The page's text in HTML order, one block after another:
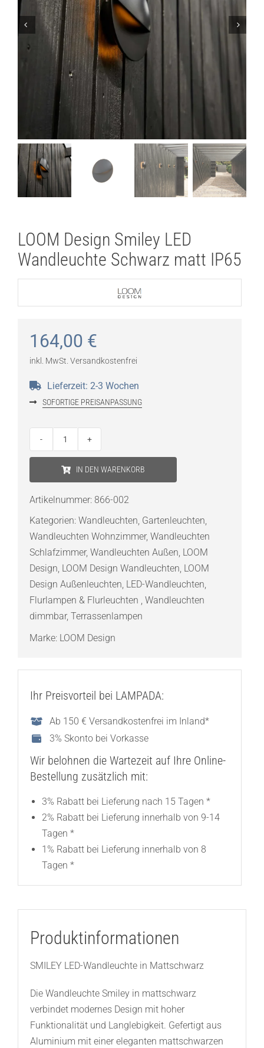
Lichtplanung
Referenzen
LOOM Design Smiley LED
Wandleuchte Schwarz matt IP65
164,00 €
inkl. MwSt. Versandkostenfrei
Lieferzeit: 2-3 Wochen
SOFORTIGE PREISANPASSUNG
Schwarz
matt
IP65
Menge
IN DEN WARENKORB
Artikelnummer: 866-002
Kategorien: Wandleuchten, Gartenleuchten,
Wandleuchten Wohnzimmer, Wandleuchten
Schlafzimmer, Wandleuchten Außen, LOOM
Design, LOOM Design Wandleuchten, LOOM
Design Außenleuchten, LED-Wandleuchten,
Flurlampen & Flurleuchten , Wandleuchten
dimmbar, Terrassenlampen
Marke: LOOM Design
Ihr Preisvorteil bei LAMPADA:
Ab 150 € Versandkostenfrei im Inland*
3% Skonto bei Vorkasse
Wir belohnen die Wartezeit auf Ihre Online-
Bestellung zusätzlich mit:
3% Rabatt bei Lieferung nach 15 Tagen *
2% Rabatt bei Lieferung innerhalb von 9-14
Tagen *
1% Rabatt bei Lieferung innerhalb von 8
Tagen *
Produktinformationen
SMILEY LED-Wandleuchte in Mattschwarz
Die Wandleuchte Smiley in mattschwarz
verbindet modernes Design mit hoher
Funktionalität und Langlebigkeit. Gefertigt aus
Aluminium mit einer eleganten mattschwarzen